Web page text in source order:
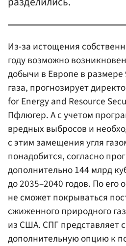
Из-за истощения
году возможно
добычи в Европе в
газа, прогнозирует
for Energy and Resource
Пфлюгер. А с учетом
вредных выбросов и
с этим замещения угля
понадобится, согласно
дополнительно 144 млрд
до 2035–2040 годов. По его
не сможет покрываться
сжиженного природного
из США. СПГ представляет
дополнительную опцию к